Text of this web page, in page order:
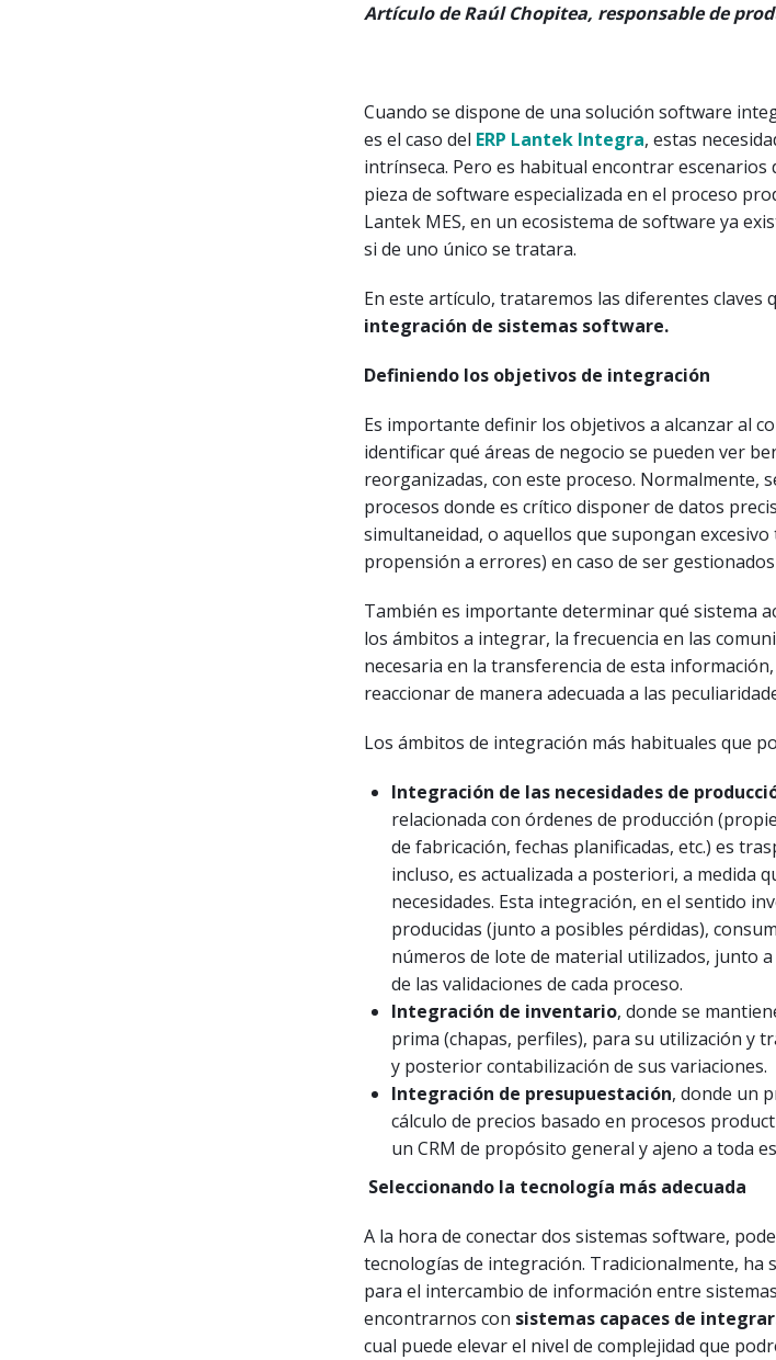
Artículo de Raúl Chopitea, responsable de
Cuando se dispone de una solución software
es el caso del ERP Lantek Integra, estas
intrínseca. Pero es habitual encontrar
pieza de software especializada en el proceso
Lantek MES, en un ecosistema de software ya
si de uno único se tratara.
En este artículo, trataremos las diferentes claves
integración de sistemas software.
Definiendo los objetivos de integración
Es importante definir los objetivos a alcanzar al
identificar qué áreas de negocio se pueden ver
reorganizadas, con este proceso. Normalmente,
procesos donde es crítico disponer de datos
simultaneidad, o aquellos que supongan
propensión a errores) en caso de ser
También es importante determinar qué sistema
los ámbitos a integrar, la frecuencia en las
necesaria en la transferencia de esta
reaccionar de manera adecuada a las
Los ámbitos de integración más habituales que
Integración de las necesidades de
relacionada con órdenes de producción
de fabricación, fechas planificadas, etc.) es
incluso, es actualizada a posteriori, a medida
necesidades. Esta integración, en el sentido
producidas (junto a posibles pérdidas),
números de lote de material utilizados, junto
de las validaciones de cada proceso.
Integración de inventario, donde se
prima (chapas, perfiles), para su utilización y
y posterior contabilización de sus variaciones.
Integración de presupuestación, donde un
cálculo de precios basado en procesos
un CRM de propósito general y ajeno a toda
Seleccionando la tecnología más adecuada
A la hora de conectar dos sistemas software,
tecnologías de integración. Tradicionalmente, ha
para el intercambio de información entre
encontrarnos con sistemas capaces de
cual puede elevar el nivel de complejidad que